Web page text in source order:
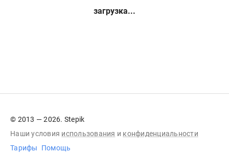
загрузка...
© 2013 — 2026. Stepik
Наши условия использования и конфиденциальности
Тарифы
Помощь